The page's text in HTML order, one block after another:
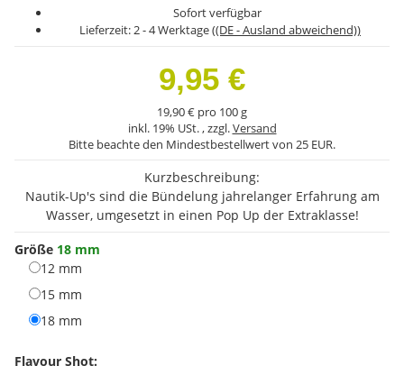
Sofort verfügbar
Lieferzeit:2 - 4 Werktage((DE - Ausland abweichend))
9,95 €
19,90 € pro 100 g
inkl. 19% USt. , zzgl.Versand
Bitte beachte den Mindestbestellwert von 25 EUR.
Kurzbeschreibung:
Nautik-Up's sind die Bündelung jahrelanger Erfahrung am
Wasser, umgesetzt in einen Pop Up der Extraklasse!
Größe 18 mm
12 mm
15 mm
18 mm
Flavour Shot: